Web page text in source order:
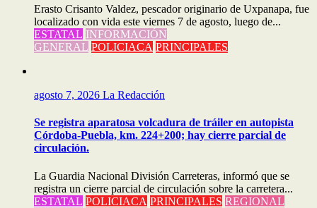
Erasto Crisanto Valdez, pescador originario de Uxpanapa, fue
localizado con vida este viernes 7 de agosto, luego de...
ESTATAL INFORMACIÓN
GENERAL POLICIACA PRINCIPALES
agosto 7, 2026 La Redacción
Se registra aparatosa volcadura de tráiler en autopista
Córdoba-Puebla, km. 224+200; hay cierre parcial de
circulación.
La Guardia Nacional División Carreteras, informó que se
registra un cierre parcial de circulación sobre la carretera...
ESTATAL POLICIACA PRINCIPALES REGIONAL